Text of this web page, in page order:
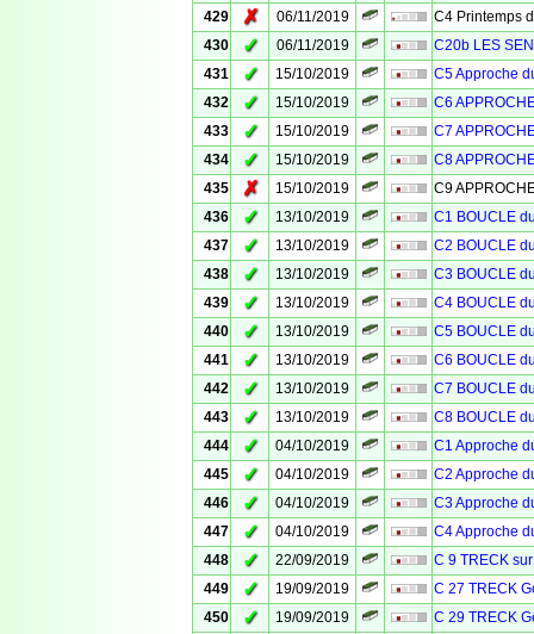
429 ✗ 06/11/2019
C4 Printemps
430
✓ 06/11/2019
C20b LES
431
✓ 15/10/2019
C5 Approche
432
✓ 15/10/2019
C6
433
✓ 15/10/2019
C7
434
✓ 15/10/2019
C8
435
✗ 15/10/2019
C9
436
✓ 13/10/2019
C1 BOUCLE
437
✓ 13/10/2019
C2 BOUCLE
438
✓ 13/10/2019
C3 BOUCLE
439
✓ 13/10/2019
C4 BOUCLE
440
✓ 13/10/2019
C5 BOUCLE
441
✓ 13/10/2019
C6 BOUCLE
442
✓ 13/10/2019
C7 BOUCLE
443
✓ 13/10/2019
C8 BOUCLE
444
✓ 04/10/2019
C1 Approche
445
✓ 04/10/2019
C2 Approche
446
✓ 04/10/2019
C3 Approche
447
✓ 04/10/2019
C4 Approche
448
✓ 22/09/2019
C 9 TRECK
449
✓ 19/09/2019
C 27 TRECK
450
✓ 19/09/2019
C 29 TRECK